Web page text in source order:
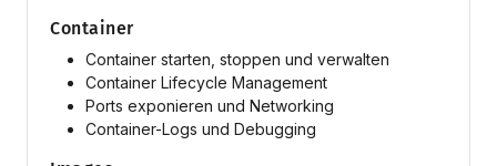
Container
Container starten, stoppen und verwalten
Container Lifecycle Management
Ports exponieren und Networking
Container-Logs und Debugging